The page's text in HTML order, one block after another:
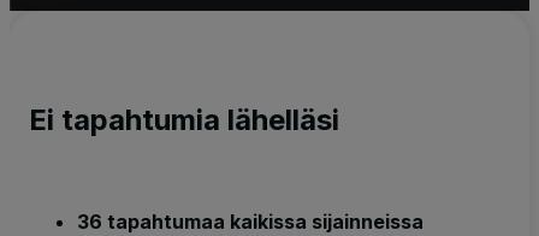
Ei tapahtumia lähelläsi
36 tapahtumaa kaikissa sijainneissa